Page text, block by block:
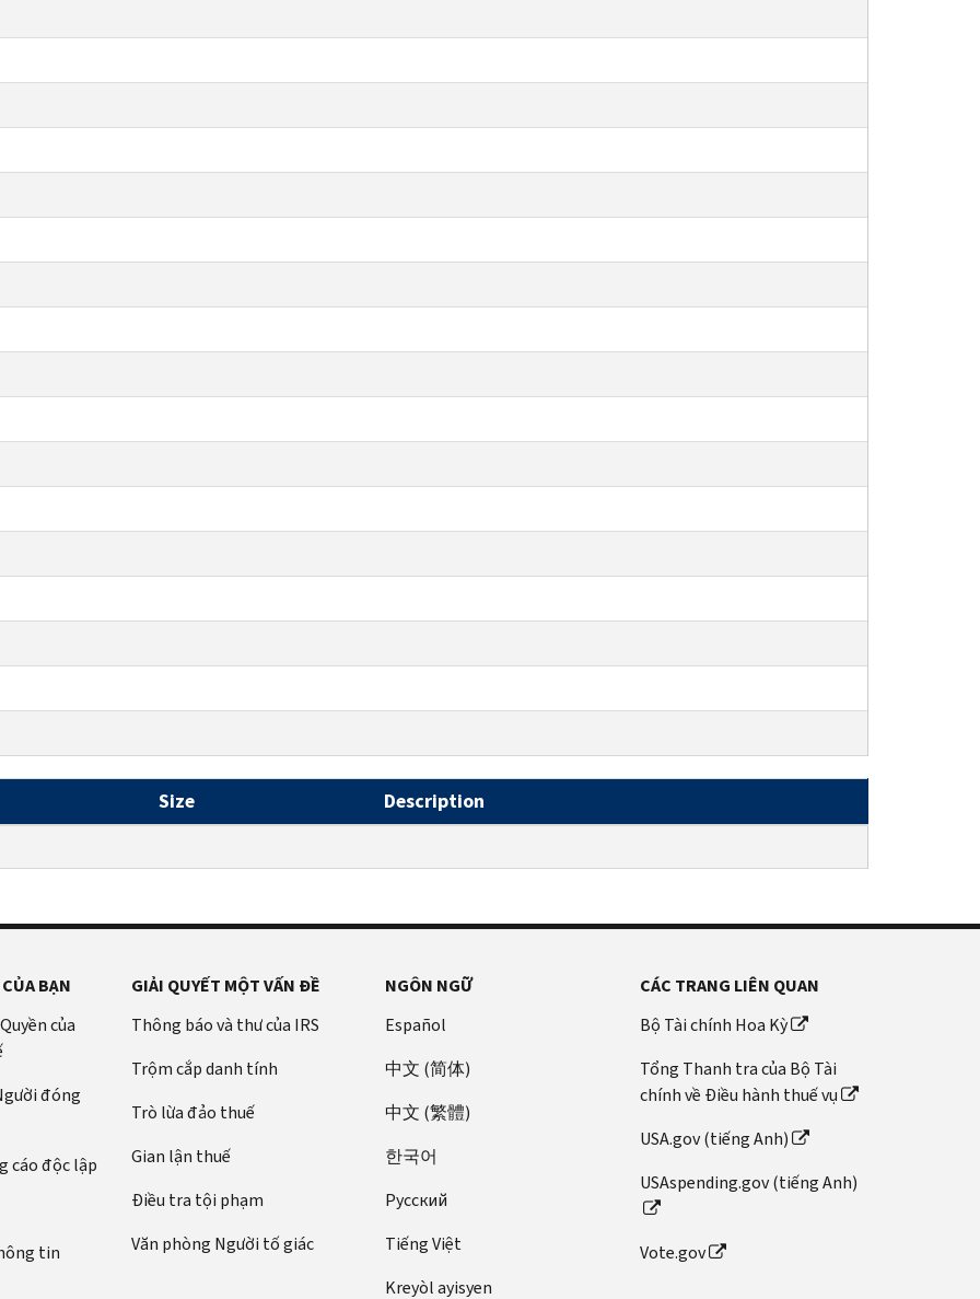
Size Description
BẠN
của
đóng
cáo độc lập
tin
GIẢI QUYẾT MỘT VẤN ĐỀ
Thông báo và thư của IRS
Trộm cắp danh tính
Trò lừa đảo thuế
Gian lận thuế
Điều tra tội phạm
Văn phòng Người tố giác
NGÔN NGỮ
Español
中文 (简体)
中文 (繁體)
한국어
Pусский
Tiếng Việt
Kreyòl ayisyen
CÁC TRANG LIÊN QUAN
Bộ Tài chính Hoa Kỳ
Tổng Thanh tra của Bộ Tài
chính về Điều hành thuế vụ
USA.gov (tiếng Anh)
USAspending.gov (tiếng Anh)
Vote.gov